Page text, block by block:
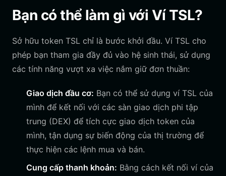
Bạn có thể làm gì với Ví TSL?
Sở hữu token TSL chỉ là bước khởi đầu. Ví TSL cho
phép bạn tham gia đầy đủ vào hệ sinh thái, sử dụng
các tính năng vượt xa việc nắm giữ đơn thuần:
Giao dịch đầu cơ: Bạn có thể sử dụng ví TSL của
mình để kết nối với các sàn giao dịch phi tập
trung (DEX) để tích cực giao dịch token của
mình, tận dụng sự biến động của thị trường để
thực hiện các lệnh mua và bán.
Cung cấp thanh khoản: Bằng cách kết nối ví của